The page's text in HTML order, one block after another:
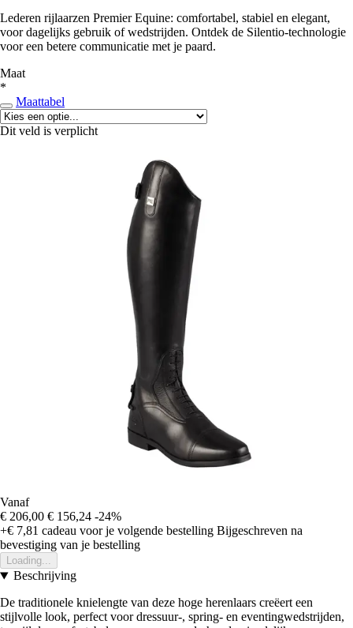
Lederen rijlaarzen Premier Equine: comfortabel, stabiel en elegant,
voor dagelijks gebruik of wedstrijden. Ontdek de Silentio-technologie
voor een betere communicatie met je paard.
Maat
*
Maattabel
Dit veld is verplicht
Vanaf
€ 206,00 € 156,24 -24%
+€ 7,81 cadeau voor je volgende bestelling Bijgeschreven na
bevestiging van je bestelling
Loading...
Beschrijving
De traditionele knielengte van deze hoge herenlaars creëert een
stijlvolle look, perfect voor dressuur-, spring- en eventingwedstrijden,